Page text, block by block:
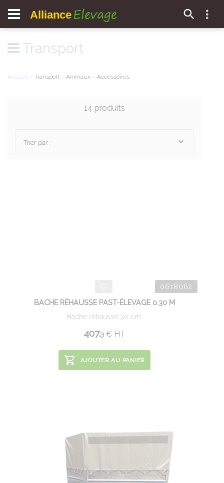
Alliance Elevage
Transport
Accueil > Transport > Animaux > Accessoires
14 produits
Trier par :
0618062
BACHE RÉHAUSSE PAST-ÉLEVAGE 0.30 M
Bâche réhausse 30 cm.
407.3 € HT
AJOUTER AU PANIER